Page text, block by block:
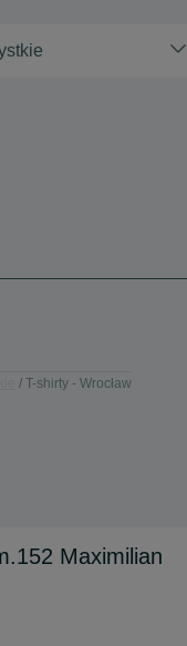
T-shirty - Wrocław
Maximilian